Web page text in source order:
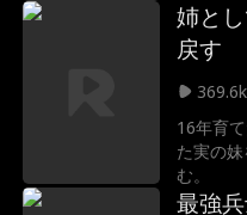
姉と
戻す
369.6k
16年育
た実の
む。
最強